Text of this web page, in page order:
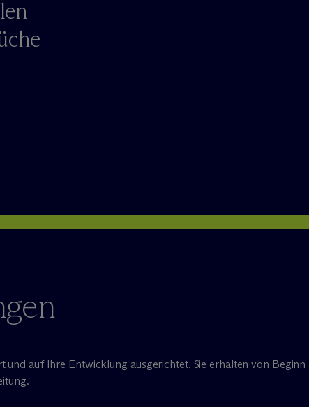
auf Ihre Entwicklung ausgerichtet. Sie erhalten von Beginn